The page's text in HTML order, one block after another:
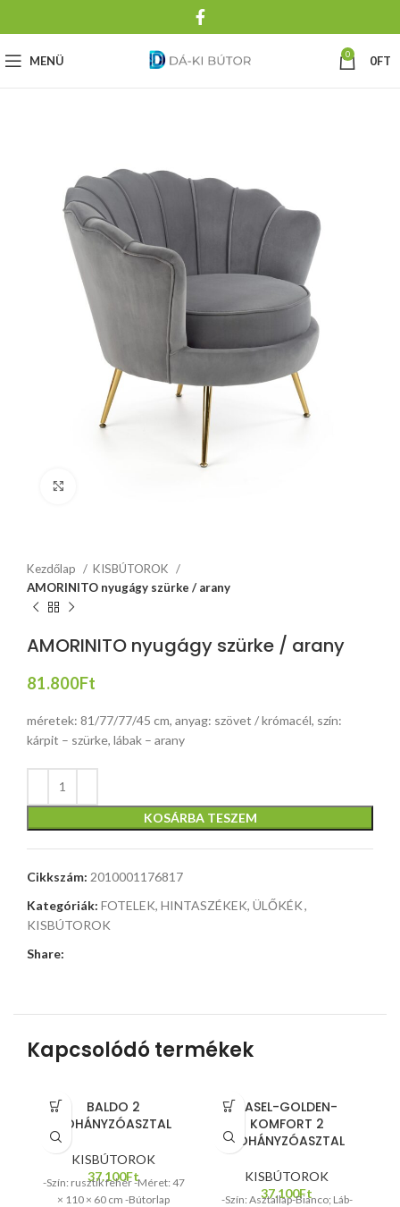
MENÜ 0 0FT
Kezdőlap
KISBÚTOROK
AMORINITO nyugágy szürke / arany
AMORINITO nyugágy szürke / arany
81.800Ft
méretek: 81/77/77/45 cm, anyag: szövet / krómacél, szín:
kárpit – szürke, lábak – arany
KOSÁRBA TESZEM
Cikkszám: 2010001176817
Kategóriák: FOTELEK, HINTASZÉKEK, ÜLŐKÉK,
KISBÚTOROK
Share:
Kapcsolódó termékek
BALDO 2
DOHÁNYZÓASZTAL
KISBÚTOROK
37.100Ft
-Szín: rusztik fehér -Méret: 47
× 110 × 60 cm -Bútorlap
BASEL-GOLDEN-
KOMFORT 2
DOHÁNYZÓASZTAL
KISBÚTOROK
37.100Ft
-Szín: Asztallap-Bianco; Láb-